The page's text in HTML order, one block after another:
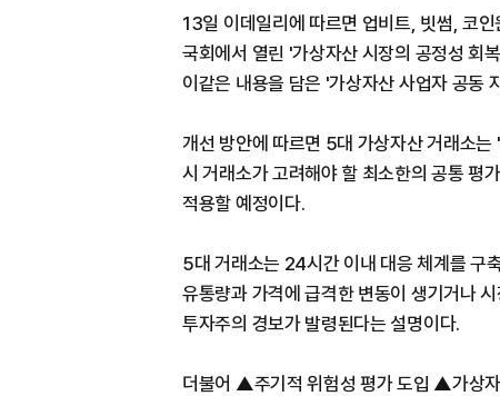
13일 이데일리에 따르면 업비트, 빗썸, 코
국회에서 열린 '가상자산 시장의 공정성 회
이같은 내용을 담은 '가상자산 사업자 공동
개선 방안에 따르면 5대 가상자산 거래소
시 거래소가 고려해야 할 최소한의 공통 평
적용할 예정이다.
5대 거래소는 24시간 이내 대응 체계를 구
유통량과 가격에 급격한 변동이 생기거나
투자주의 경보가 발령된다는 설명이다.
더불어 ▲주기적 위험성 평가 도입 ▲가상